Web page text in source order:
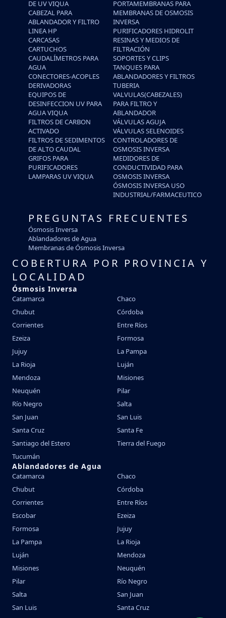
DE UV VIQUA
CABEZAL PARA
ABLANDADOR Y FILTRO
LINEA HP
CARCASAS
CARTUCHOS
CAUDALÍMETROS PARA
AGUA
CONECTORES-ACOPLES
DERIVADORAS
EQUIPOS DE
DESINFECCION UV PARA
AGUA VIQUA
FILTROS DE CARBON
ACTIVADO
FILTROS DE SEDIMENTOS
DE ALTO CAUDAL
GRIFOS PARA
PURIFICADORES
LAMPARAS UV VIQUA
PORTAMEMBRANAS PARA
MEMBRANAS DE OSMOSIS
INVERSA
PURIFICADORES HIDROLIT
RESINAS Y MEDIOS DE
FILTRACIÓN
SOPORTES Y CLIPS
TANQUES PARA
ABLANDADORES Y FILTROS
TUBERIA
VALVULAS(CABEZALES)
PARA FILTRO Y
ABLANDADOR
VÁLVULAS AGUJA
VÁLVULAS SELENOIDES
CONTROLADORES DE
OSMOSIS INVERSA
MEDIDORES DE
CONDUCTIVIDAD PARA
OSMOSIS INVERSA
ÓSMOSIS INVERSA USO
INDUSTRIAL/FARMACEUTICO
PREGUNTAS FRECUENTES
Ósmosis Inversa
Ablandadores de Agua
Membranas de Ósmosis Inversa
COBERTURA POR PROVINCIA Y
LOCALIDAD
Ósmosis Inversa
Catamarca
Chaco
Chubut
Córdoba
Corrientes
Entre Ríos
Ezeiza
Formosa
Jujuy
La Pampa
La Rioja
Luján
Mendoza
Misiones
Neuquén
Pilar
Río Negro
Salta
San Juan
San Luis
Santa Cruz
Santa Fe
Santiago del Estero
Tierra del Fuego
Tucumán
Ablandadores de Agua
Catamarca
Chaco
Chubut
Córdoba
Corrientes
Entre Ríos
Escobar
Ezeiza
Formosa
Jujuy
La Pampa
La Rioja
Luján
Mendoza
Misiones
Neuquén
Pilar
Río Negro
Salta
San Juan
San Luis
Santa Cruz